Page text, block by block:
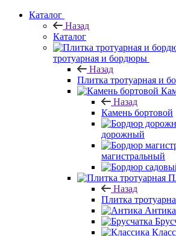
Каталог
Назад
Каталог
тротуарная и бордюры
Назад
Плитка тротуарная и
Назад
Камень бортовой
дорожный
магистральный
Назад
Плитка
Антика